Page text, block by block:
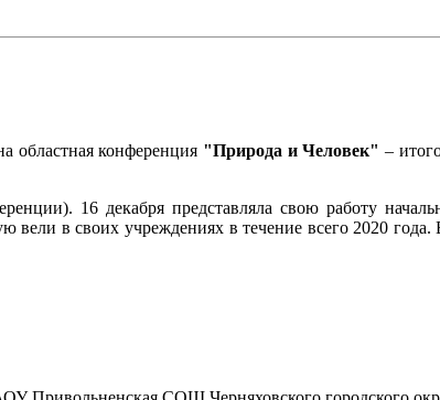
областная конференция "Природа и Человек" –
16 декабря представляла свою работу
вели в своих учреждениях в течение всего 2020